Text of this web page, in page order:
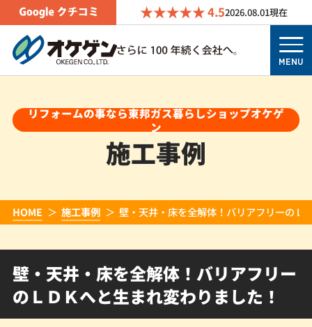
4.52026.08.01現在
MENU
リフォームの事なら東邦ガス暮らしショップオケゲ
ン
施工事例
HOME 施工事例 壁・天井・床を全解体！バリアフリーのＬ
壁・天井・床を全解体！バリアフリー
のＬＤＫへと生まれ変わりました！